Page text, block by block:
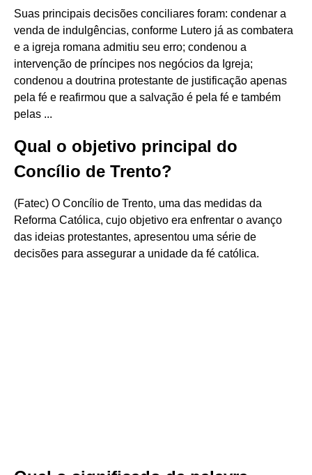
Suas principais decisões conciliares foram: condenar a
venda de indulgências, conforme Lutero já as combatera
e a igreja romana admitiu seu erro; condenou a
intervenção de príncipes nos negócios da Igreja;
condenou a doutrina protestante de justificação apenas
pela fé e reafirmou que a salvação é pela fé e também
pelas ...
Qual o objetivo principal do
Concílio de Trento?
(Fatec) O Concílio de Trento, uma das medidas da
Reforma Católica, cujo objetivo era enfrentar o avanço
das ideias protestantes, apresentou uma série de
decisões para assegurar a unidade da fé católica.